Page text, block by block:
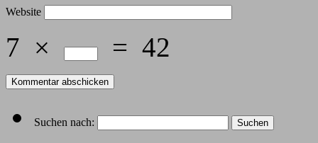
Website
7 × = 42
Suchen nach: